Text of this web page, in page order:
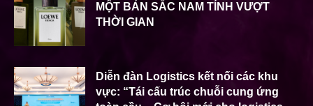
MỘT BẢN SẮC NAM TÍNH VƯỢT
THỜI GIAN
Diễn đàn Logistics kết nối các khu
vực: “Tái cấu trúc chuỗi cung ứng